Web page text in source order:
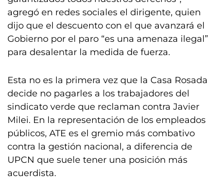
agregó en redes sociales el dirigente, quien
dijo que el descuento con el que avanzará el
Gobierno por el paro “es una amenaza ilegal”
para desalentar la medida de fuerza.
Esta no es la primera vez que la Casa Rosada
decide no pagarles a los trabajadores del
sindicato verde que reclaman contra Javier
Milei. En la representación de los empleados
públicos, ATE es el gremio más combativo
contra la gestión nacional, a diferencia de
UPCN que suele tener una posición más
acuerdista.